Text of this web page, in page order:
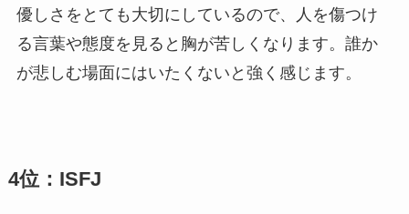
優しさをとても大切にしているので、人を傷つけ
る言葉や態度を見ると胸が苦しくなります。誰か
が悲しむ場面にはいたくないと強く感じます。
4位：ISFJ